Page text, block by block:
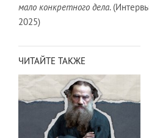
мало конкретного дела.
2025)
ЧИТАЙТЕ ТАКЖЕ